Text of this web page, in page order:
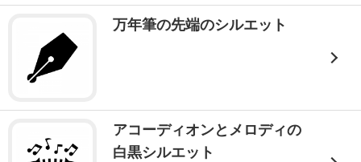
万年筆の先端のシルエット
アコーディオンとメロディの
白黒シルエット